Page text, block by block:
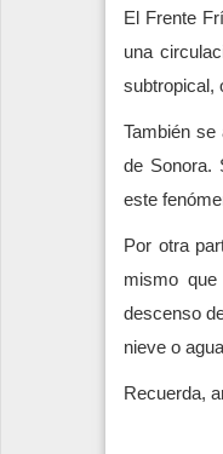
El Frente
una
subtropical,
También
de Sonora.
este
Por otra
mismo
descenso
nieve o
Recuerda,